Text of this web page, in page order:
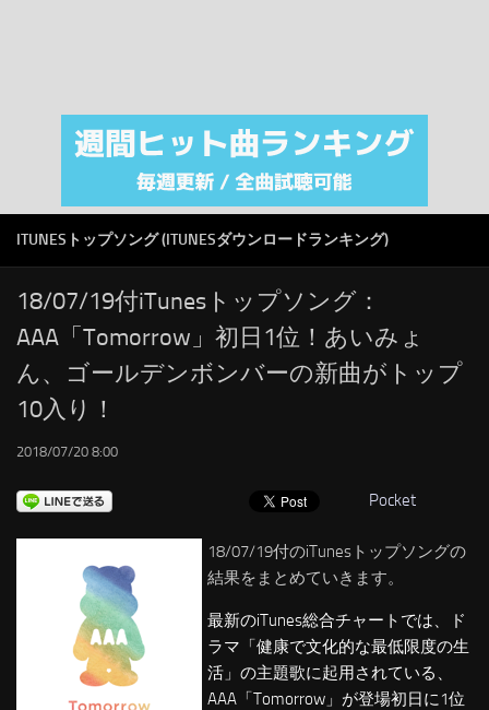
注目カテゴリ
オリジナルiTunes週間トップソング
RSS
LINKS
ITUNESトップソング (ITUNESダウンロードランキング)
18/07/19付iTunesトップソング：
AAA「Tomorrow」初日1位！あいみょ
ん、ゴールデンボンバーの新曲がトップ
10入り！
2018/07/20 8:00
Pocket
18/07/19付のiTunesトップソングの
結果をまとめていきます。
最新のiTunes総合チャートでは、ド
ラマ「健康で文化的な最低限度の生
活」の主題歌に起用されている、
AAA「Tomorrow」が登場初日に1位